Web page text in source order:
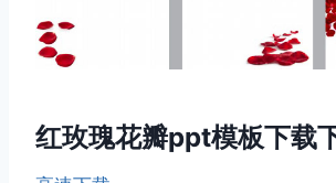
红玫瑰花瓣ppt模板下载